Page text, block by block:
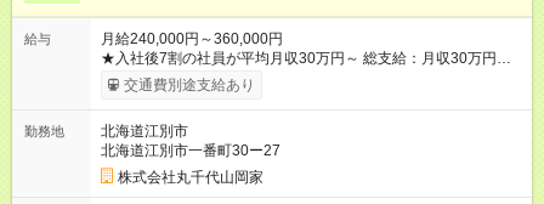
給与
月給240,000円～360,000円
★入社後7割の社員が平均月収30万円～ 総支給：月収30万円～
35万円 （内訳例） 基本給 24万円～ 残業手当 5万円～6万円
（1分単位で全額支給）（月30時間想定） 深夜手当 1万円～2
※勤務時間により深夜割増手当支給 ◎残業代は1分単位で全額支
給！ ◎固定残業代なし ◎入社時の給与は経験やスキルなどを考
慮して決定します。 ◎残業代は別途全額支給します。 ＼昇格に
合わせてしっかり給与UP／ ◎一般社員：月収30万円～36万円 ※
交通費別途支給あり
勤務地
北海道江別市
北海道江別市一番町30ー27
株式会社丸千代山岡家